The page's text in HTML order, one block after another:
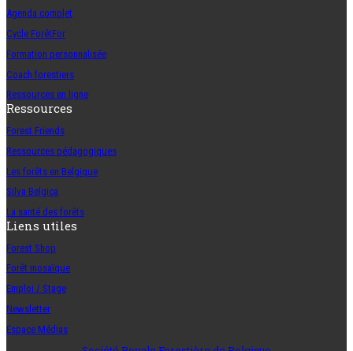
Agenda complet
Cycle ForêtFor
Formation personnalisée
Coach forestiers
Ressources en ligne
Ressources
Forest Friends
Ressources pédagogiques
Les forêts en Belgique
Silva Belgica
La santé des forêts
Liens utiles
Forest Shop
Forêt mosaïque
Emploi / Stage
Newsletter
Espace Médias